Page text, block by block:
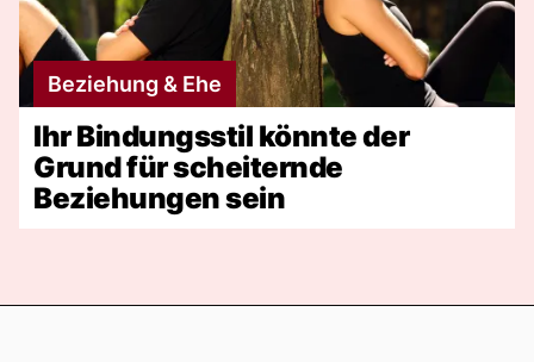
Beziehung & Ehe
Ihr Bindungsstil könnte der
Grund für scheiternde
Beziehungen sein